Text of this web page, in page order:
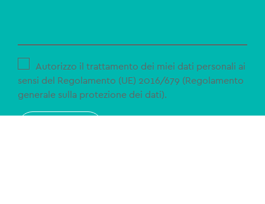
Autorizzo il trattamento dei miei dati personali ai
sensi del Regolamento (UE) 2016/679 (Regolamento
generale sulla protezione dei dati).